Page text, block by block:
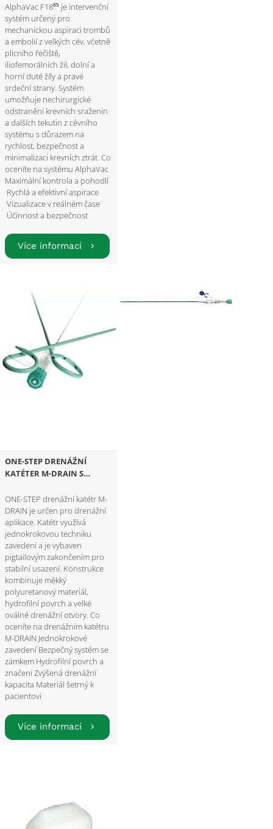
AlphaVac F18⁸⁵ je intervenční
systém určený pro
mechanickou aspiraci trombů
a embolií z velkých cév, včetně
plicního řečiště,
iliofemorálních žil, dolní a
horní duté žíly a pravé
srdeční strany. Systém
umožňuje nechirurgické
odstranění krevních sraženin
a dalších tekutin z cévního
systému s důrazem na
rychlost, bezpečnost a
minimalizaci krevních ztrát. Co
oceníte na systému AlphaVac
Maximální kontrola a pohodlí
Rychlá a efektivní aspirace
Vizualizace v reálném čase
Účinnost a bezpečnost
Více informací
ONE-STEP DRENÁŽNÍ
KATÉTER M-DRAIN S
ONE-STEP drenážní katétr M-
DRAIN je určen pro drenážní
aplikace. Katétr využívá
jednokrokovou techniku
zavedení a je vybaven
pigtailovým zakončením pro
stabilní usazení. Konstrukce
kombinuje měkký
polyuretanový materiál,
hydrofilní povrch a velké
oválné drenážní otvory. Co
oceníte na drenážním katétru
M-DRAIN Jednokrokové
zavedení Bezpečný systém se
zámkem Hydrofilní povrch a
značení Zvýšená drenážní
kapacita Materiál šetrný k
pacientovi
Více informací